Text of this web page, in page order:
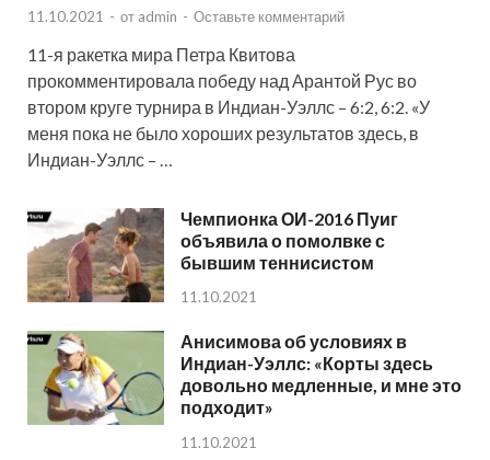
11.10.2021 - от admin - Оставьте комментарий
11-я ракетка мира Петра Квитова
прокомментировала победу над Арантой Рус во
втором круге турнира в Индиан-Уэллс – 6:2, 6:2. «У
меня пока не было хороших результатов здесь, в
Индиан-Уэллс – …
Чемпионка ОИ-2016 Пуиг
объявила о помолвке с
бывшим теннисистом
11.10.2021
Анисимова об условиях в
Индиан-Уэллс: «Корты здесь
довольно медленные, и мне это
подходит»
11.10.2021